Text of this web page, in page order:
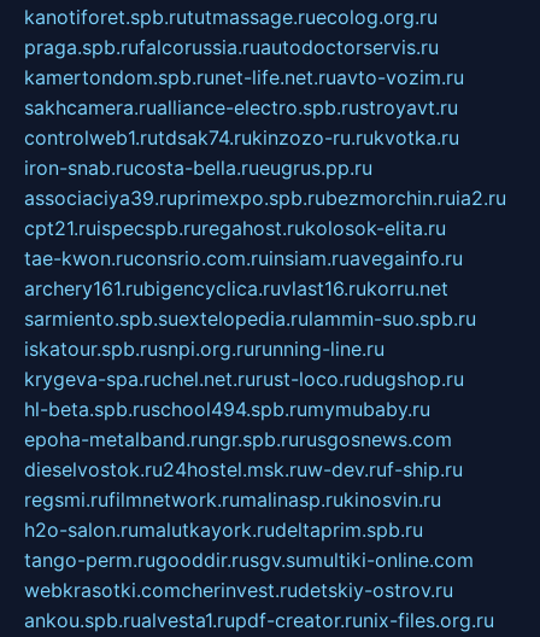
kanotiforet.spb.rututmassage.ruecolog.org.ru
praga.spb.rufalcorussia.ruautodoctorservis.ru
kamertondom.spb.runet-life.net.ruavto-vozim.ru
sakhcamera.rualliance-electro.spb.rustroyavt.ru
controlweb1.rutdsak74.rukinzozo-ru.rukvotka.ru
iron-snab.rucosta-bella.rueugrus.pp.ru
associaciya39.ruprimexpo.spb.rubezmorchin.ruia2.ru
cpt21.ruispecspb.ruregahost.rukolosok-elita.ru
tae-kwon.ruconsrio.com.ruinsiam.ruavegainfo.ru
archery161.rubigencyclica.ruvlast16.rukorru.net
sarmiento.spb.suextelopedia.rulammin-suo.spb.ru
iskatour.spb.rusnpi.org.rurunning-line.ru
krygeva-spa.ruchel.net.rurust-loco.rudugshop.ru
hl-beta.spb.ruschool494.spb.rumymubaby.ru
epoha-metalband.rungr.spb.rurusgosnews.com
dieselvostok.ru24hostel.msk.ruw-dev.ruf-ship.ru
regsmi.rufilmnetwork.rumalinasp.rukinosvin.ru
h2o-salon.rumalutkayork.rudeltaprim.spb.ru
tango-perm.rugooddir.rusgv.sumultiki-online.com
webkrasotki.comcherinvest.rudetskiy-ostrov.ru
ankou.spb.rualvesta1.rupdf-creator.runix-files.org.ru